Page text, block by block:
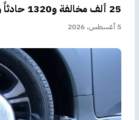
25 ألف مخالفة و1320 حادثاً وضبط 89 مطلوباً في أسبوع
5 أغسطس، 2026